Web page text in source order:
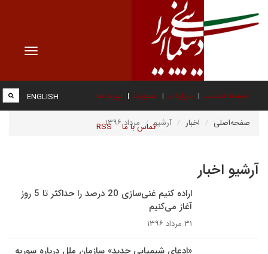
Toggle
صفحه نخست درباره ما عضویت پیوند ها
تماس با ما RSS
ENGLISH
صفحه‌اصلی اخبار آرشیو مرداد ۱۳۹۶
آرشیو اخبار
اراده کنیم غنی‌سازی 20 درصد را حداکثر تا 5 روز
آغاز می‌کنیم
۳۱ مرداد ۱۳۹۶
«ادعای شیمیایی جدید» سازمان ملل درباره سوریه